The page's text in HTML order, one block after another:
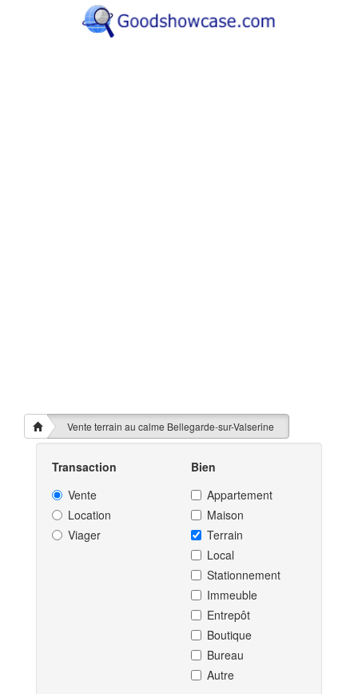
Vente terrain au calme Bellegarde-sur-Valserine
Transaction
Vente
Location
Viager
Bien
Appartement
Maison
Terrain
Local
Stationnement
Immeuble
Entrepôt
Boutique
Bureau
Autre